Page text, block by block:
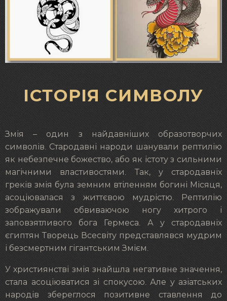
ІСТОРІЯ СИМВОЛУ
Змія – один з найдавніших образотворчих
символів. Стародавні народи шанували рептилію
як небезпечне божество, або як істоту з сильними
магічними властивостями. Так, у стародавніх
греків змія була земним втіленням богині Місяця,
асоціювалася з життєвою мудрістю. Рептилію
зображували обвиваючою ногу хитрого і
заповзятливого бога Гермеса. А у стародавніх
єгиптян Творець Всесвіту представлявся мудрим
і безсмертним гігантським Змієм.
У християнстві змія знайшла негативне значення,
стала асоціюватися зі спокусою. Але у азіатських
народів збереглося позитивне ставлення до